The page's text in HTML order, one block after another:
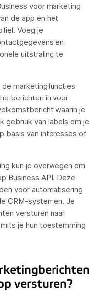
voor marketing
de app en het
Voeg je
en
uitstraling te
de marketingfuncties
berichten in voor
waarin je
gebruik van labels om je
basis van interesses of
kun je overwegen om
Business API. Deze
voor automatisering
CRM-systemen. Je
versturen naar
je hun toestemming
versturen?